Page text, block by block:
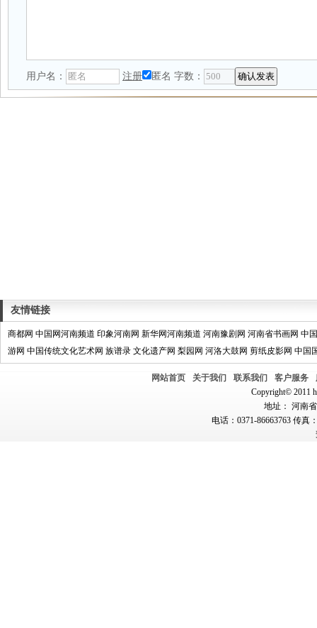
用户名： 注册 匿名 字数：
友情链接
商都网 中国网河南频道 印象河南网 新华网河南频道 河南豫剧网 河南省书画网 中
游网 中国传统文化艺术网 族谱录 文化遗产网 梨园网 河洛大鼓网 剪纸皮影网 中国
网站首页 关于我们 联系我们 客户服务
Copyright© 2011
地址： 河南
电话：0371-86663763 传真